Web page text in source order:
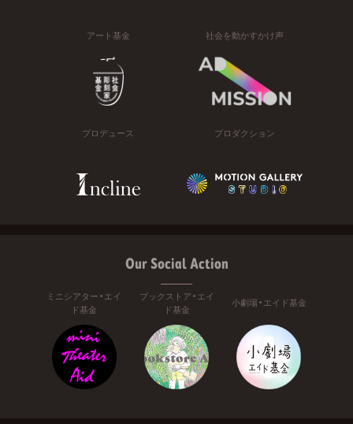
アート基金 社会を動かすかけ声
プロデュース プロダクション
Our Social Action
ミニシアター・エイ
ド基金
ブックストア・エイ
ド基金
小劇場・エイド基金